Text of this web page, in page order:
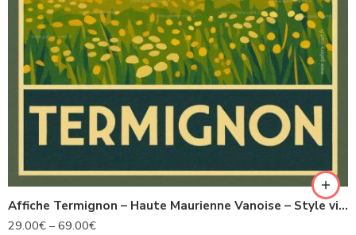
Affiche Termignon – Haute Maurienne Vanoise – Style vintage 1930
29.00€ –69.00€